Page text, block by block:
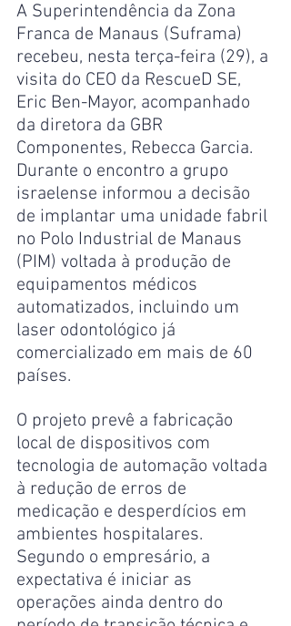
A Superintendência da Zona
Franca de Manaus (Suframa)
recebeu, nesta terça-feira (29), a
visita do CEO da RescueD SE,
Eric Ben-Mayor, acompanhado
da diretora da GBR
Componentes, Rebecca Garcia.
Durante o encontro a grupo
israelense informou a decisão
de implantar uma unidade fabril
no Polo Industrial de Manaus
(PIM) voltada à produção de
equipamentos médicos
automatizados, incluindo um
laser odontológico já
comercializado em mais de 60
países.
O projeto prevê a fabricação
local de dispositivos com
tecnologia de automação voltada
à redução de erros de
medicação e desperdícios em
ambientes hospitalares.
Segundo o empresário, a
expectativa é iniciar as
operações ainda dentro do